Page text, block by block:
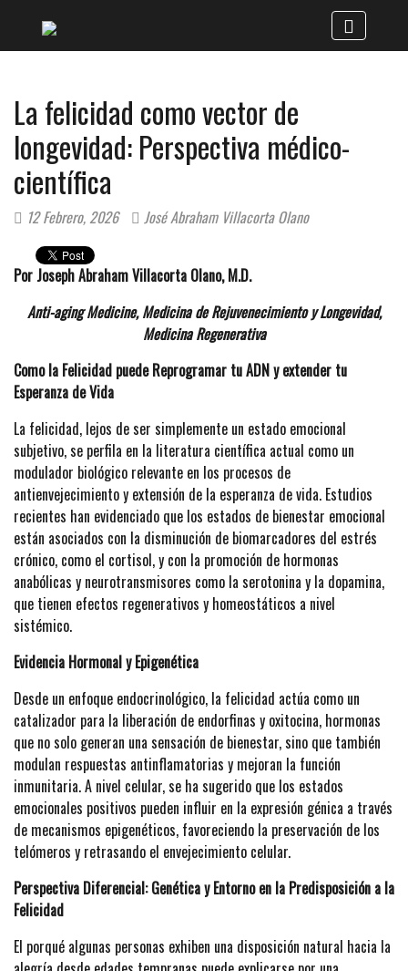
La felicidad como vector de
longevidad: Perspectiva médico-
científica
12 Febrero, 2026 José Abraham Villacorta Olano
Por Joseph Abraham Villacorta Olano, M.D.
Anti-aging Medicine, Medicina de Rejuvenecimiento y Longevidad,
Medicina Regenerativa
Como la Felicidad puede Reprogramar tu ADN y extender tu
Esperanza de Vida
La felicidad, lejos de ser simplemente un estado emocional
subjetivo, se perfila en la literatura científica actual como un
modulador biológico relevante en los procesos de
antienvejecimiento y extensión de la esperanza de vida. Estudios
recientes han evidenciado que los estados de bienestar emocional
están asociados con la disminución de biomarcadores del estrés
crónico, como el cortisol, y con la promoción de hormonas
anabólicas y neurotransmisores como la serotonina y la dopamina,
que tienen efectos regenerativos y homeostáticos a nivel
sistémico.
Evidencia Hormonal y Epigenética
Desde un enfoque endocrinológico, la felicidad actúa como un
catalizador para la liberación de endorfinas y oxitocina, hormonas
que no solo generan una sensación de bienestar, sino que también
modulan respuestas antinflamatorias y mejoran la función
inmunitaria. A nivel celular, se ha sugerido que los estados
emocionales positivos pueden influir en la expresión génica a través
de mecanismos epigenéticos, favoreciendo la preservación de los
telómeros y retrasando el envejecimiento celular.
Perspectiva Diferencial: Genética y Entorno en la Predisposición a la
Felicidad
El porqué algunas personas exhiben una disposición natural hacia la